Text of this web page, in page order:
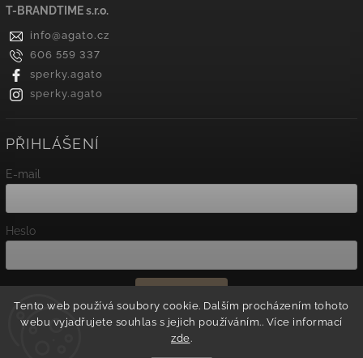
Tento web používá soubory cookie. Dalším procházením tohoto
webu vyjadřujete souhlas s jejich používáním.. Více informací
zde.
T-BRANDTIME s.r.o.
info@agato.cz
606 559 337
sperky.agato
sperky.agato
PŘIHLÁŠENÍ
E-mail
Heslo
Nová registrace